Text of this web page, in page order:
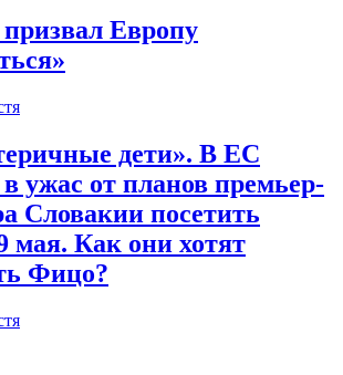
Европу
дети». В ЕС
ужас от планов премьер-
Словакии посетить
мая. Как они хотят
Фицо?